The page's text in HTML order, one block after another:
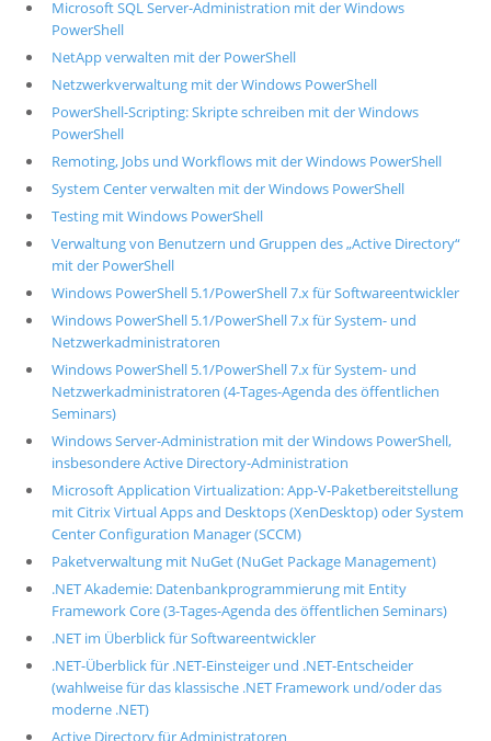
Microsoft SQL Server-Administration mit der Windows
PowerShell
NetApp verwalten mit der PowerShell
Netzwerkverwaltung mit der Windows PowerShell
PowerShell-Scripting: Skripte schreiben mit der Windows
PowerShell
Remoting, Jobs und Workflows mit der Windows PowerShell
System Center verwalten mit der Windows PowerShell
Testing mit Windows PowerShell
Verwaltung von Benutzern und Gruppen des „Active Directory“
mit der PowerShell
Windows PowerShell 5.1/PowerShell 7.x für Softwareentwickler
Windows PowerShell 5.1/PowerShell 7.x für System- und
Netzwerkadministratoren
Windows PowerShell 5.1/PowerShell 7.x für System- und
Netzwerkadministratoren (4-Tages-Agenda des öffentlichen
Seminars)
Windows Server-Administration mit der Windows PowerShell,
insbesondere Active Directory-Administration
Microsoft Application Virtualization: App-V-Paketbereitstellung
mit Citrix Virtual Apps and Desktops (XenDesktop) oder System
Center Configuration Manager (SCCM)
Paketverwaltung mit NuGet (NuGet Package Management)
.NET Akademie: Datenbankprogrammierung mit Entity
Framework Core (3-Tages-Agenda des öffentlichen Seminars)
.NET im Überblick für Softwareentwickler
.NET-Überblick für .NET-Einsteiger und .NET-Entscheider
(wahlweise für das klassische .NET Framework und/oder das
moderne .NET)
Active Directory für Administratoren